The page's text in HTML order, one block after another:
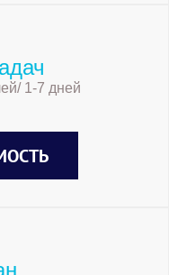
1-7 дней